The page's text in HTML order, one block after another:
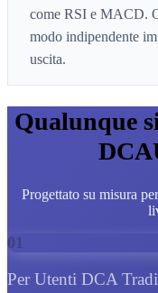
come RSI e MACD.
modo indipendente
uscita.
Qualunque
Progettato su misura
01
Per Utenti DCA